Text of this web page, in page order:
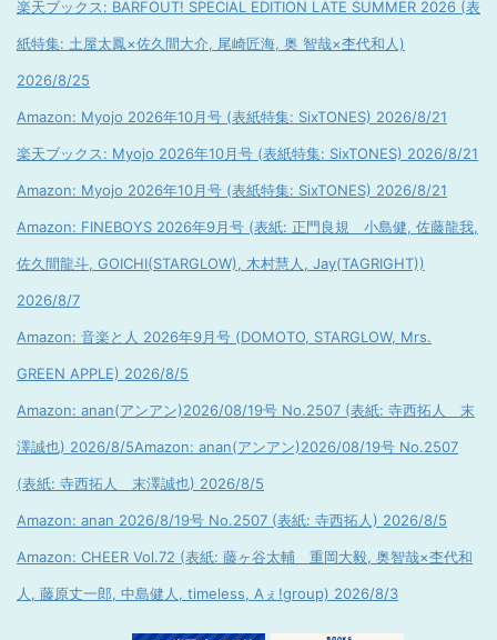
楽天ブックス: BARFOUT! SPECIAL EDITION LATE SUMMER 2026 (表
紙特集: 土屋太鳳×佐久間大介, 尾崎匠海, 奥 智哉×杢代和人)
2026/8/25
Amazon: Myojo 2026年10月号 (表紙特集: SixTONES) 2026/8/21
楽天ブックス: Myojo 2026年10月号 (表紙特集: SixTONES) 2026/8/21
Amazon: Myojo 2026年10月号 (表紙特集: SixTONES) 2026/8/21
Amazon: FINEBOYS 2026年9月号 (表紙: 正門良規 小島健, 佐藤龍我,
佐久間龍斗, GOICHI(STARGLOW), 木村慧人, Jay(TAGRIGHT))
2026/8/7
Amazon: 音楽と人 2026年9月号 (DOMOTO, STARGLOW, Mrs.
GREEN APPLE) 2026/8/5
Amazon: anan(アンアン)2026/08/19号 No.2507 (表紙: 寺西拓人 末
澤誠也) 2026/8/5Amazon: anan(アンアン)2026/08/19号 No.2507
(表紙: 寺西拓人 末澤誠也) 2026/8/5
Amazon: anan 2026/8/19号 No.2507 (表紙: 寺西拓人) 2026/8/5
Amazon: CHEER Vol.72 (表紙: 藤ヶ谷太輔 重岡大毅, 奥智哉×杢代和
人, 藤原丈一郎, 中島健人, timeless, Aぇ!group) 2026/8/3